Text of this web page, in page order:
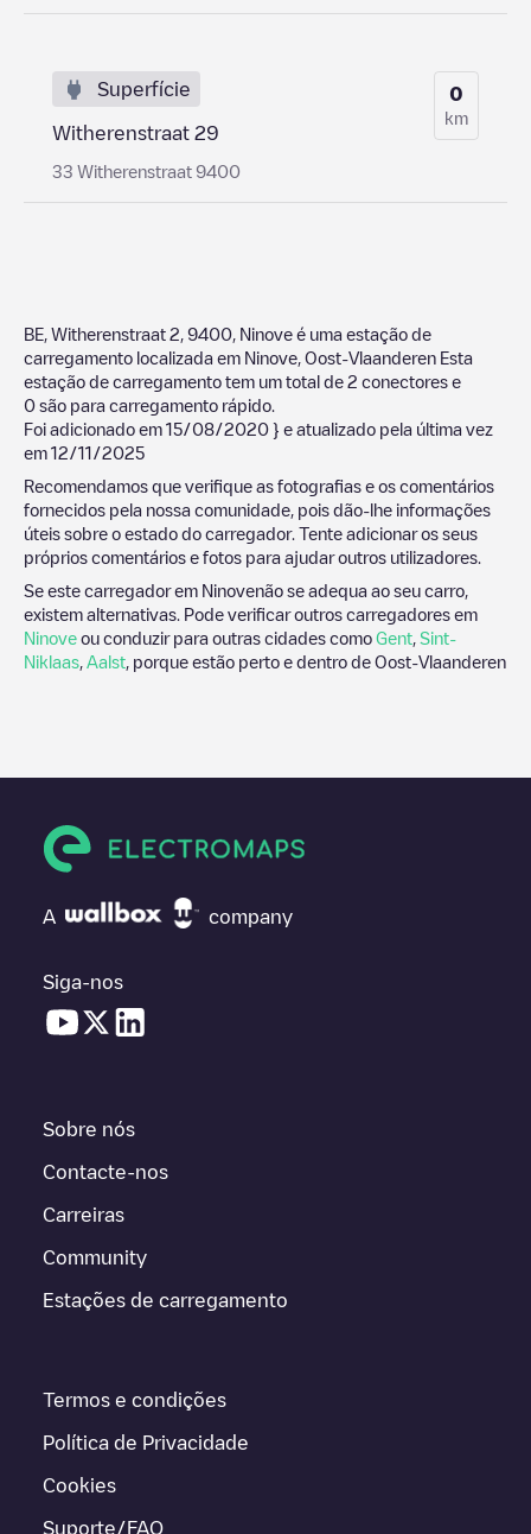
Superfície
Witherenstraat 29
33 Witherenstraat 9400
0
km
BE, Witherenstraat 2, 9400, Ninove é uma estação de
carregamento localizada em Ninove Oost-Vlaanderen Esta
estação de carregamento tem um total de 2 conectores e
0 são para carregamento rápido.
Foi adicionado em 15/08/2020 } e atualizado pela última vez
em 12/11/2025
Recomendamos que verifique as fotografias e os comentários
fornecidos pela nossa comunidade, pois dão-lhe informações
úteis sobre o estado do carregador. Tente adicionar os seus
próprios comentários e fotos para ajudar outros utilizadores.
Se este carregador em Ninovenão se adequa ao seu carro,
existem alternativas. Pode verificar outros carregadores em
Ninove ou conduzir para outras cidades como Gent Sint-
Niklaas Aalst , porque estão perto e dentro de Oost-Vlaanderen
A company
Siga-nos
Sobre nós
Contacte-nos
Carreiras
Community
Estações de carregamento
Termos e condições
Política de Privacidade
Cookies
Suporte/FAQ